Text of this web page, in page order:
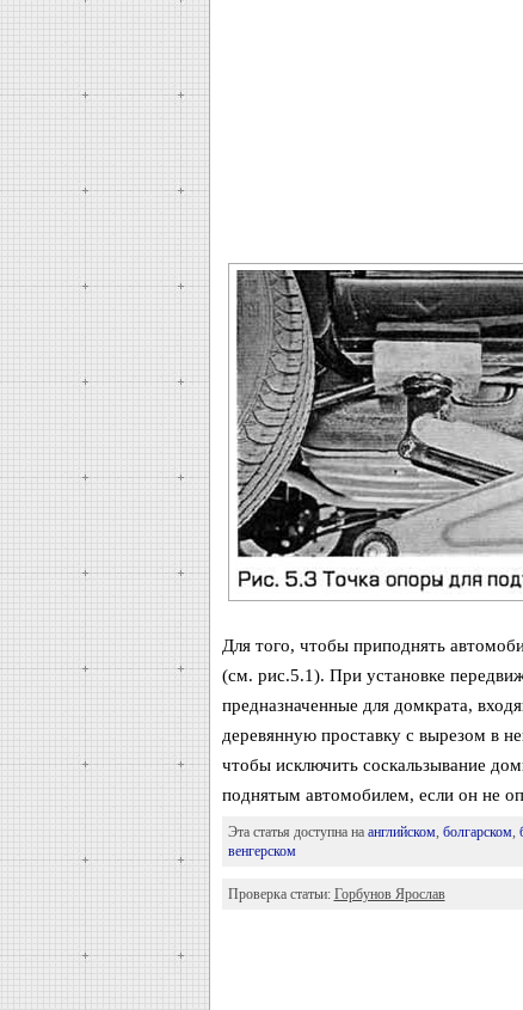
Для того, чтобы приподнять
(см. рис.5.1). При установке
предназначенные для домкрата,
деревянную проставку с вырезом в
чтобы исключить соскальзывание
поднятым автомобилем, если он не
Эта статья доступна на английском, болгарском,
венгерском
Проверка статьи: Горбунов Ярослав